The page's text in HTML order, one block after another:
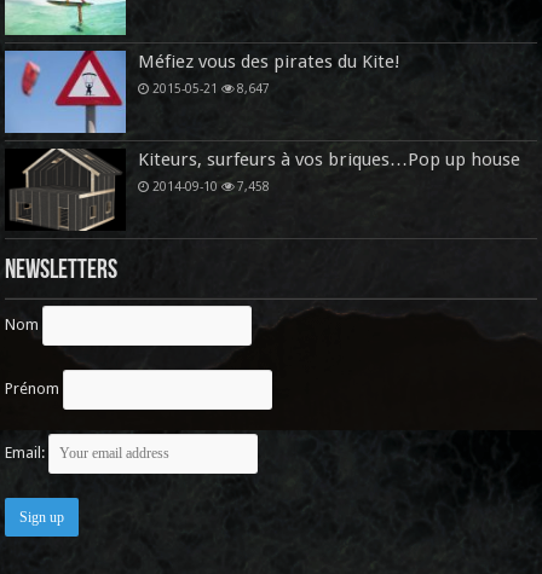
Méfiez vous des pirates du Kite!
2015-05-21 8,647
Kiteurs, surfeurs à vos briques…Pop up house
2014-09-10 7,458
Newsletters
Nom
Prénom
Email: